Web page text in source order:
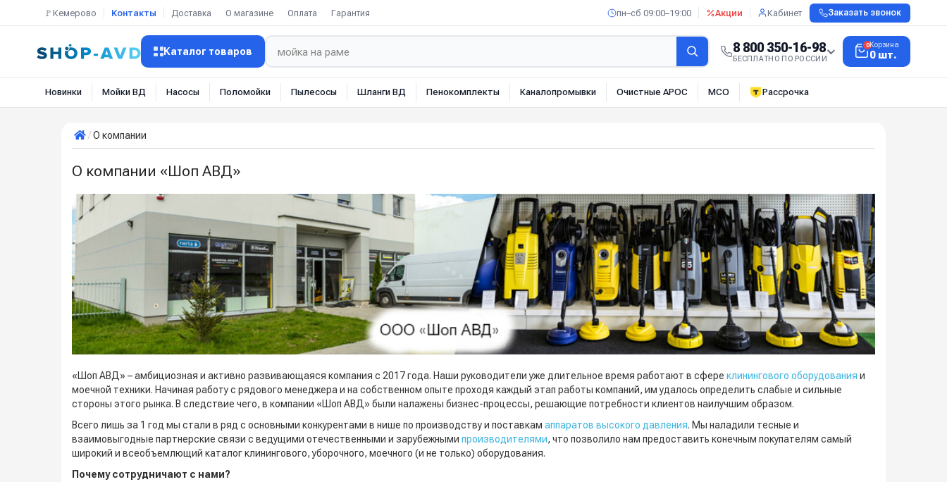
🚩Кемерово Контакты Доставка О магазине Оплата Гарантия пн–сб 09:00–19:00 Акции Кабинет Заказать звонок
Каталог товаров 8 800 350-16-98
БЕСПЛАТНО ПО РОССИИ
0Корзина
0 шт.
Новинки Мойки ВД Насосы Поломойки Пылесосы Шланги ВД Пенокомплекты Каналопромывки Очистные АРОС МСО Рассрочка
О компании
О компании «Шоп АВД»
«Шоп АВД» – амбициозная и активно развивающаяся компания с 2017 года. Наши руководители уже длительное время работают в сфере клинингового оборудования и
моечной техники. Начиная работу с рядового менеджера и на собственном опыте проходя каждый этап работы компаний, им удалось определить слабые и сильные
стороны этого рынка. В следствие чего, в компании «Шоп АВД» были налажены бизнес-процессы, решающие потребности клиентов наилучшим образом.
Всего лишь за 1 год мы стали в ряд с основными конкурентами в нише по производству и поставкам аппаратов высокого давления. Мы наладили тесные и
взаимовыгодные партнерские связи с ведущими отечественными и зарубежными производителями, что позволило нам предоставить конечным покупателям самый
широкий и всеобъемлющий каталог клинингового, уборочного, моечного (и не только) оборудования.
Почему сотрудничают с нами?